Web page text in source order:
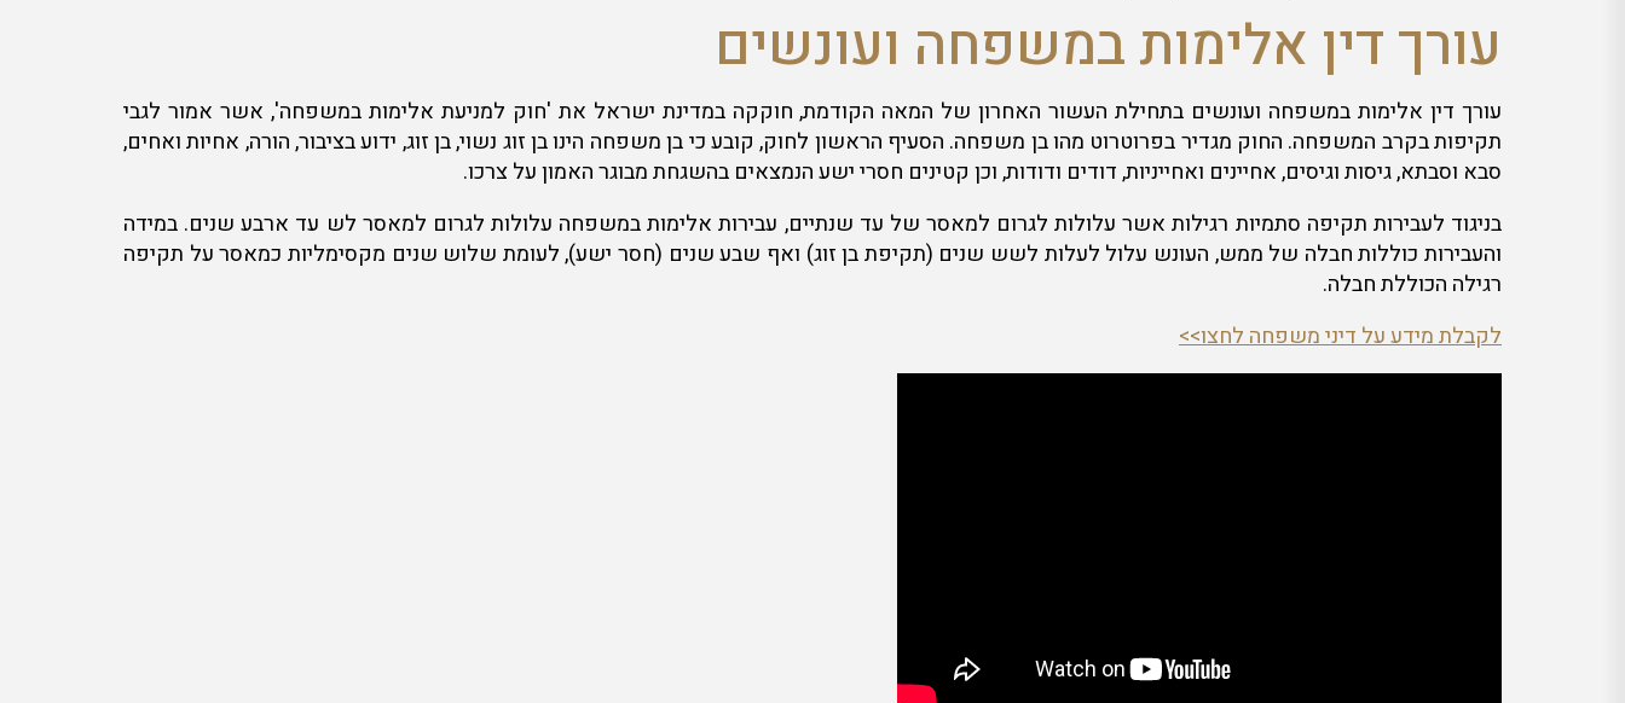
עורך דין אלימות במשפחה ועונשים
עורך דין אלימות במשפחה ועונשים בתחילת העשור האחרון של המאה הקודמת, חוקקה במדינת ישראל את 'חוק למניעת אלימות במשפחה', אשר אמור לגבי
תקיפות בקרב המשפחה. החוק מגדיר בפרוטרוט מהו בן משפחה. הסעיף הראשון לחוק, קובע כי בן משפחה הינו בן זוג נשוי, בן זוג, ידוע בציבור, הורה, אחיות ואחים,
סבא וסבתא, גיסות וגיסים, אחיינים ואחייניות, דודים ודודות, וכן קטינים חסרי ישע הנמצאים בהשגחת מבוגר האמון על צרכו.
בניגוד לעבירות תקיפה סתמיות רגילות אשר עלולות לגרום למאסר של עד שנתיים, עבירות אלימות במשפחה עלולות לגרום למאסר לש עד ארבע שנים. במידה
והעבירות כוללות חבלה של ממש, העונש עלול לעלות לשש שנים (תקיפת בן זוג) ואף שבע שנים (חסר ישע), לעומת שלוש שנים מקסימליות כמאסר על תקיפה
רגילה הכוללת חבלה.
לקבלת מידע על דיני משפחה לחצו>>